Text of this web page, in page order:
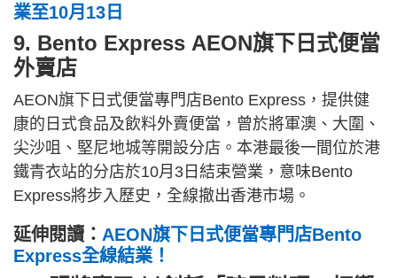
業至10月13日
9. Bento Express AEON旗下日式便當
外賣店
AEON旗下日式便當專門店Bento Express，提供健
康的日式食品及飲料外賣便當，曾於將軍澳、大圍、
尖沙咀、堅尼地城等開設分店。本港最後一間位於港
鐵青衣站的分店於10月3日結束營業，意味Bento
Express將步入歷史，全線撤出香港市場。
延伸閱讀： AEON旗下日式便當專門店Bento
Express全線結業！